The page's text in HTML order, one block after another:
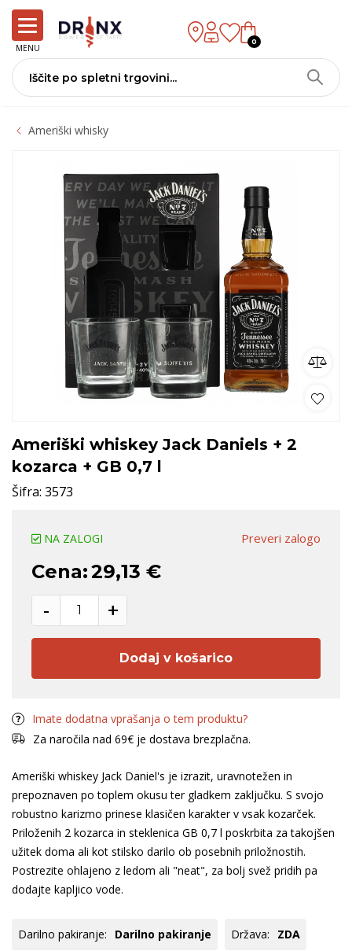
MENU
0
Ameriški whisky
Ameriški whiskey Jack Daniels + 2
kozarca + GB 0,7 l
Šifra: 3573
Preveri zalogo
NA ZALOGI
Cena:29,13 €
- +
Dodaj v košarico
Imate dodatna vprašanja o tem produktu?
Za naročila nad 69€ je dostava brezplačna.
Ameriški whiskey Jack Daniel's je izrazit, uravnotežen in
prepoznaven po toplem okusu ter gladkem zaključku. S svojo
robustno karizmo prinese klasičen karakter v vsak kozarček.
Priloženih 2 kozarca in steklenica GB 0,7 l poskrbita za takojšen
užitek doma ali kot stilsko darilo ob posebnih priložnostih.
Postrezite ohlajeno z ledom ali "neat", za bolj svež pridih pa
dodajte kapljico vode.
Darilno pakiranje: Darilno pakiranje Država: ZDA